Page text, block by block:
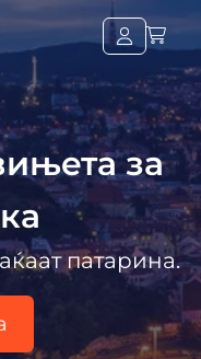
за
патарина.